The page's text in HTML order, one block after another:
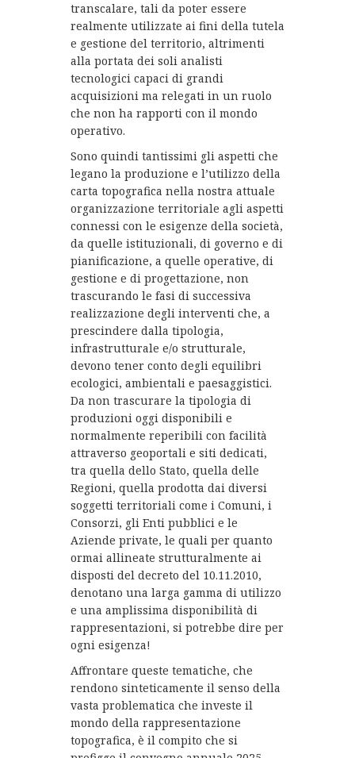
transcalare, tali da poter essere
realmente utilizzate ai fini della tutela
e gestione del territorio, altrimenti
alla portata dei soli analisti
tecnologici capaci di grandi
acquisizioni ma relegati in un ruolo
che non ha rapporti con il mondo
operativo.
Sono quindi tantissimi gli aspetti che
legano la produzione e l’utilizzo della
carta topografica nella nostra attuale
organizzazione territoriale agli aspetti
connessi con le esigenze della società,
da quelle istituzionali, di governo e di
pianificazione, a quelle operative, di
gestione e di progettazione, non
trascurando le fasi di successiva
realizzazione degli interventi che, a
prescindere dalla tipologia,
infrastrutturale e/o strutturale,
devono tener conto degli equilibri
ecologici, ambientali e paesaggistici.
Da non trascurare la tipologia di
produzioni oggi disponibili e
normalmente reperibili con facilità
attraverso geoportali e siti dedicati,
tra quella dello Stato, quella delle
Regioni, quella prodotta dai diversi
soggetti territoriali come i Comuni, i
Consorzi, gli Enti pubblici e le
Aziende private, le quali per quanto
ormai allineate strutturalmente ai
disposti del decreto del 10.11.2010,
denotano una larga gamma di utilizzo
e una amplissima disponibilità di
rappresentazioni, si potrebbe dire per
ogni esigenza!
Affrontare queste tematiche, che
rendono sinteticamente il senso della
vasta problematica che investe il
mondo della rappresentazione
topografica, è il compito che si